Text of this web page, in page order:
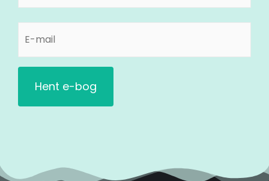
(Påkrævet)